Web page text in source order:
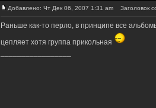
Добавлено: Чт Дек 06, 2007 1:31 am Заголовок
Раньше как-то перло, в принципе все
цепляет хотя группа прикольная